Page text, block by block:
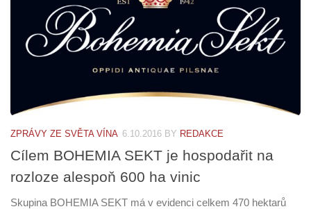
ZPRÁVY ZE SVĚTA VÍNA 6.10.2016 BY REDAKCE
Cílem BOHEMIA SEKT je hospodařit na
rozloze alespoň 600 ha vinic
Skupina BOHEMIA SEKT má v evidenci celkem 470 hektarů